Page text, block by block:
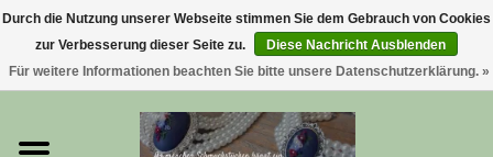
0 Artikel - €0,00
Durch die Nutzung unserer Webseite stimmen Sie dem Gebrauch von Cookies
zur Verbesserung dieser Seite zu.
Diese Nachricht Ausblenden
Für weitere Informationen beachten Sie bitte unsere Datenschutzerklärung. »